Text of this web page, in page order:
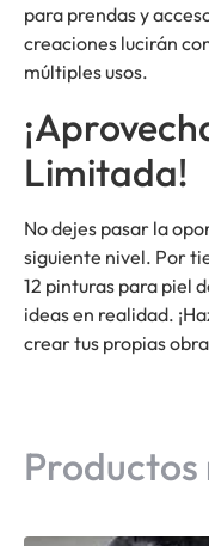
para prendas y
creaciones lucirán
múltiples usos.
Limitada!
No dejes pasar la
siguiente nivel. Por
12 pinturas para piel
ideas en realidad.
crear tus propias